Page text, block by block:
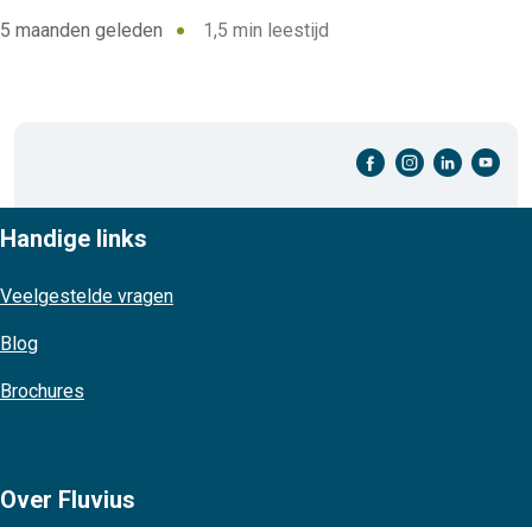
5 maanden geleden 1,5 min leestijd
facebook-cirkel instagram-cirkel linkedin-cirkel youtube-cirkel
Handige links
Veelgestelde vragen
Blog
Brochures
Over Fluvius